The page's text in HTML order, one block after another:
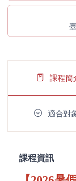
課程簡
適合對
課程資訊